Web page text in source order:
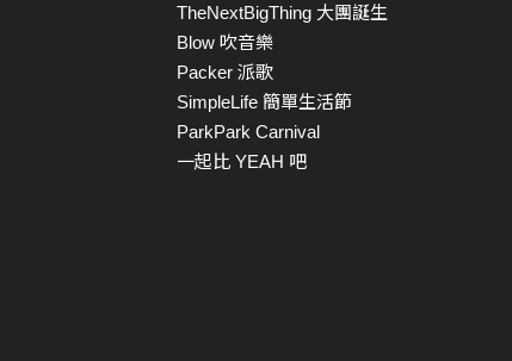
TheNextBigThing 大團誕生
Blow 吹音樂
Packer 派歌
SimpleLife 簡單生活節
ParkPark Carnival
一起比 YEAH 吧